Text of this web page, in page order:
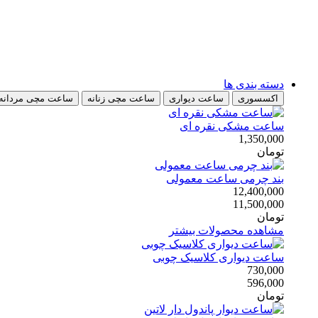
دسته بندی ها
اکسسوری ساعت دیواری ساعت مچی زنانه ساعت مچی مردانه
ساعت مشکی نقره ای
1,350,000
تومان
بند چرمی ساعت معمولی
12,400,000
11,500,000
تومان
مشاهده محصولات بیشتر
ساعت دیواری کلاسیک چوبی
730,000
596,000
تومان